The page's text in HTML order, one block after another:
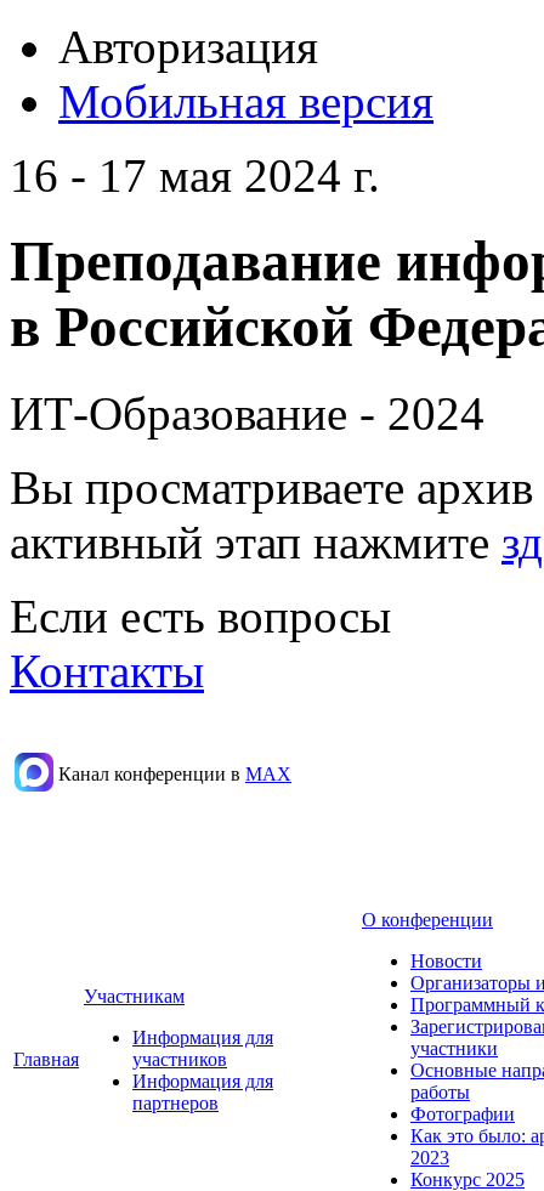
Авторизация
Мобильная версия
16 - 17 мая 2024 г.
Преподавание
в Российской
ИТ-Образование - 2024
Вы просматриваете
активный этап нажмите
Если есть вопросы
Контакты
Канал конференции в МАХ
Главная
Участникам
Информация для
участников
Информация для
партнеров
О конференции
Новости
Организаторы
Программный
участники
Основные
работы
Фотографии
Как это было:
2023
Конкурс 2025